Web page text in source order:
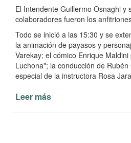
El Intendente Guillermo Osnaghi y
colaboradores fueron los
Todo se inició a las 15:30 y se
la animación de payasos y
Varekay; el cómico Enrique
Luchona"; la conducción de
especial de la instructora Rosa
Leer más